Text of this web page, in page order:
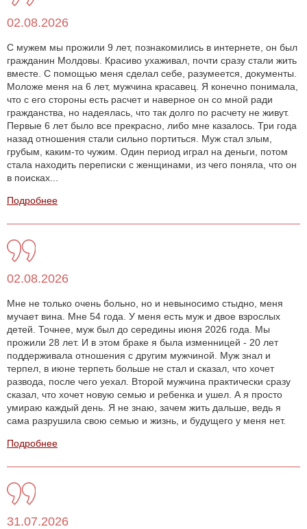
02.08.2026
С мужем мы прожили 9 лет, познакомились в интернете, он был
гражданин Молдовы. Красиво ухаживал, почти сразу стали жить
вместе. С помощью меня сделал себе, разумеется, документы.
Моложе меня на 6 лет, мужчина красавец. Я конечно понимала,
что с его стороны есть расчет и наверное он со мной ради
гражданства, но надеялась, что так долго по расчету не живут.
Первые 6 лет было все прекрасно, либо мне казалось. Три года
назад отношения стали сильно портиться. Муж стал злым,
грубым, каким-то чужим. Один период играл на деньги, потом
стала находить переписки с женщинами, из чего поняла, что он
в поисках...
Подробнее
02.08.2026
Мне не только очень больно, но и невыносимо стыдно, меня
мучает вина. Мне 54 года. У меня есть муж и двое взрослых
детей. Точнее, муж был до середины июня 2026 года. Мы
прожили 28 лет. И в этом браке я была изменницей - 20 лет
поддерживала отношения с другим мужчиной. Муж знал и
терпел, в июне терпеть больше не стал и сказал, что хочет
развода, после чего уехал. Второй мужчина практически сразу
сказал, что хочет новую семью и ребенка и ушел. А я просто
умираю каждый день. Я не знаю, зачем жить дальше, ведь я
сама разрушила свою семью и жизнь, и будущего у меня нет.
Подробнее
31.07.2026